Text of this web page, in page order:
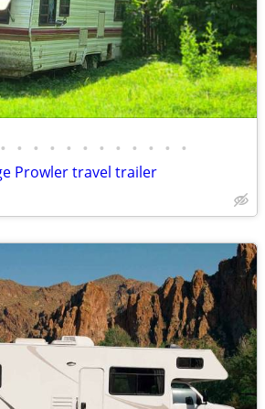
• • • • • • • • • • • •
Prowler travel trailer